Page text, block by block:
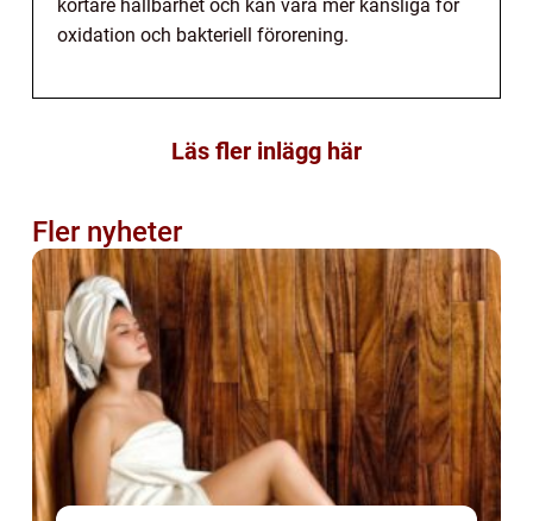
kortare hållbarhet och kan vara mer känsliga för
oxidation och bakteriell förorening.
Läs fler inlägg här
Fler nyheter